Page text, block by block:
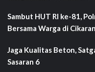
Sambut HUT RI ke-81,
Bersama Warga di
Jaga Kualitas Beton,
Sasaran 6